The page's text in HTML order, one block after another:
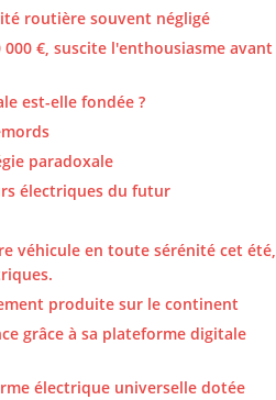
routière souvent négligé
€, suscite l'enthousiasme avant
est-elle fondée ?
paradoxale
électriques du futur
véhicule en toute sérénité cet été,
produite sur le continent
grâce à sa plateforme digitale
électrique universelle dotée